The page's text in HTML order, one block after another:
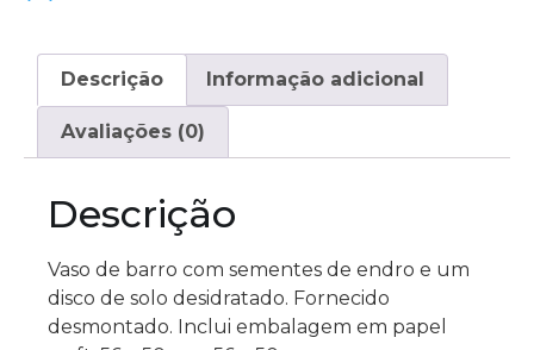
Descrição Informação adicional
Avaliações (0)
Descrição
Vaso de barro com sementes de endro e um
disco de solo desidratado. Fornecido
desmontado. Inclui embalagem em papel